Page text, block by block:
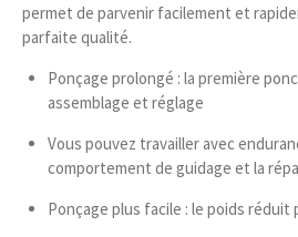
permet de parvenir facilement et
parfaite qualité.
Ponçage prolongé : la première
assemblage et réglage
Vous pouvez travailler avec
comportement de guidage et la
Ponçage plus facile : le poids